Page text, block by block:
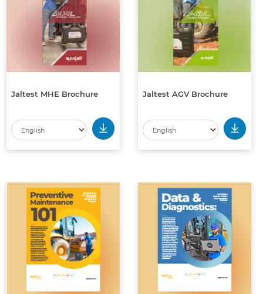
Jaltest MHE Brochure Jaltest AGV Brochure